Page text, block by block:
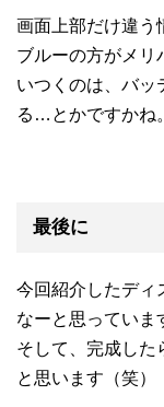
画面上部だけ違う
ブルーの方がメリ
いつくのは、バッ
る…とかですかね。
最後に
今回紹介したディ
なーと思っていま
そして、完成した
と思います（笑）